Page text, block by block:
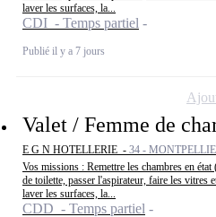
laver les surfaces, la...
CDI - Temps partiel
Publié il y a 7 jours
Valet / Femme de
E G N HOTELLERIE - 34 -
Vos missions : Remettre les chambres en
de toilette, passer l'aspirateur, faire les vitres
laver les surfaces, la...
CDD - Temps partiel